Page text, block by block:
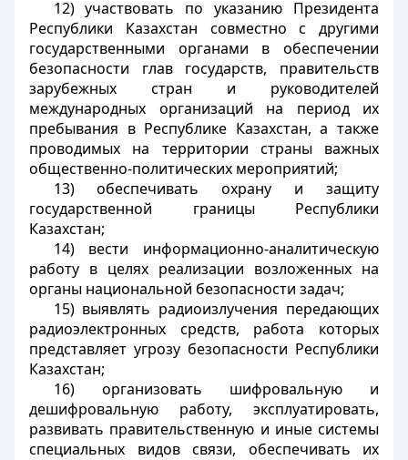
12) участвовать по указанию Президента
Республики Казахстан совместно с другими
государственными органами в обеспечении
безопасности глав государств, правительств
зарубежных стран и руководителей
международных организаций на период их
пребывания в Республике Казахстан, а также
проводимых на территории страны важных
общественно-политических мероприятий;
13) обеспечивать охрану и защиту
государственной границы Республики
Казахстан;
14) вести информационно-аналитическую
работу в целях реализации возложенных на
органы национальной безопасности задач;
15) выявлять радиоизлучения передающих
радиоэлектронных средств, работа которых
представляет угрозу безопасности Республики
Казахстан;
16) организовать шифровальную и
дешифровальную работу, эксплуатировать,
развивать правительственную и иные системы
специальных видов связи, обеспечивать их